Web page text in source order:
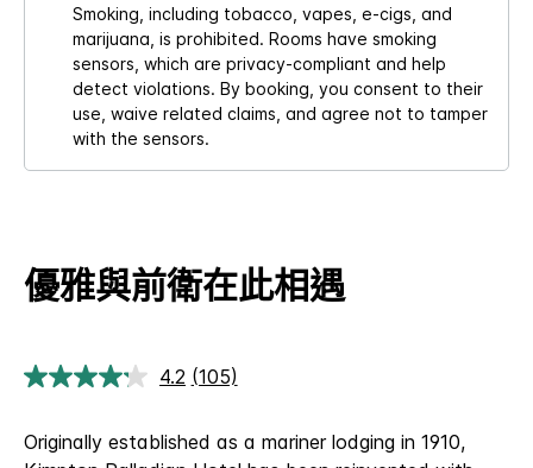
Smoking, including tobacco, vapes, e-cigs, and
marijuana, is prohibited. Rooms have smoking
sensors, which are privacy-compliant and help
detect violations. By booking, you consent to their
use, waive related claims, and agree not to tamper
with the sensors.
優雅與前衛在此相遇
4.2 閱
評
論.
(105)
Originally established as a mariner lodging in 1910,